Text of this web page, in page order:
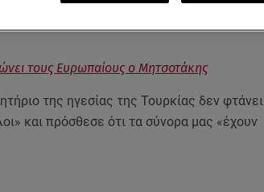
τους Ευρωπαίους ο Μητσοτάκης
της ηγεσίας της Τουρκίας δεν φτάνει
και πρόσθεσε ότι τα σύνορα μας «έχουν